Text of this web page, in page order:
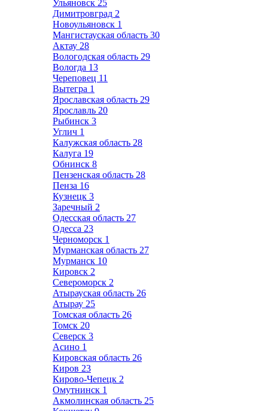
Ульяновск 25
Димитровград 2
Новоульяновск 1
Мангистауская область 30
Актау 28
Вологодская область 29
Вологда 13
Череповец 11
Вытегра 1
Ярославская область 29
Ярославль 20
Рыбинск 3
Углич 1
Калужская область 28
Калуга 19
Обнинск 8
Пензенская область 28
Пенза 16
Кузнецк 3
Заречный 2
Одесская область 27
Одесса 23
Черноморск 1
Мурманская область 27
Мурманск 10
Кировск 2
Североморск 2
Атырауская область 26
Атырау 25
Томская область 26
Томск 20
Северск 3
Асино 1
Кировская область 26
Киров 23
Кирово-Чепецк 2
Омутнинск 1
Акмолинская область 25